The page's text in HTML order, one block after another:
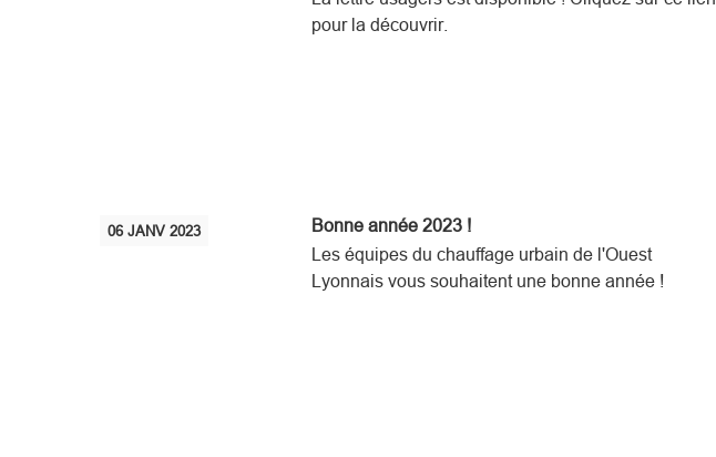
pour la découvrir.
06JANV 2023
Bonne année 2023 !
Les équipes du chauffage urbain de l'Ouest
Lyonnais vous souhaitent une bonne année !